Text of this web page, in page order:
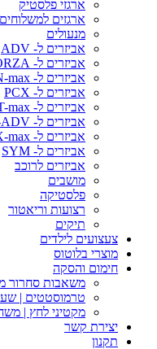
ארגזי פלסטיק
ארגזים למשלוחים
מנעולים
אביזרים ל- ADV
אביזרים ל- FORZA
אביזרים ל- N-max
אביזרים ל- PCX
אביזרים ל- T-max
אביזרים ל- X-ADV
אביזרים ל- X-max
אביזרים ל- SYM
אביזרים לרוכב
מושבים
פלסטיקה
רצועות וריאטור
תיקים
צעצועים לילדים
מוצרי בלוטוס
חימום והסקה
משאבות סחרור
טרמוסטטים |
מקטיני לחץ |
יצירת קשר
תקנון